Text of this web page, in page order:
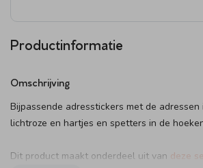
Productinformatie
Omschrijving
Bijpassende adresstickers met de
lichtroze en hartjes en spetters in de
Dit product maakt onderdeel uit van deze